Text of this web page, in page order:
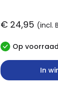
€ 24,95 (incl.
Op
In